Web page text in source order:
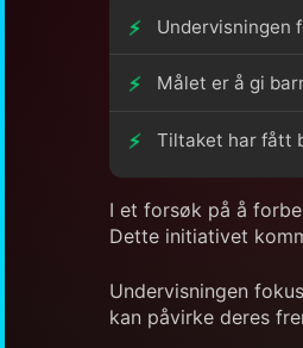
Undervisningen
Målet er å gi
Tiltaket har fått
I et forsøk på å
Dette initiativet
Undervisningen
kan påvirke deres